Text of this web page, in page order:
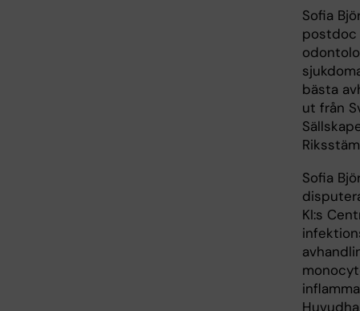
Sofia
postdoc
bästa
ut från
Sofia
KI:s